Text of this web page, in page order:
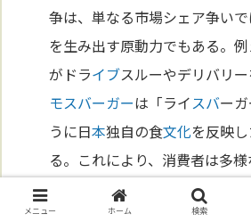
争は、単なる市場シェア争い
を生み出す原動力でもある。例
がドライブスルーやデリバリー
モスバーガーは「ライスバー
うに日本独自の食文化を反映
る。これにより、消費者は多
ができ、業界全体の成長にも
争が、新たなメニューやサー
メニュー ホーム 検索